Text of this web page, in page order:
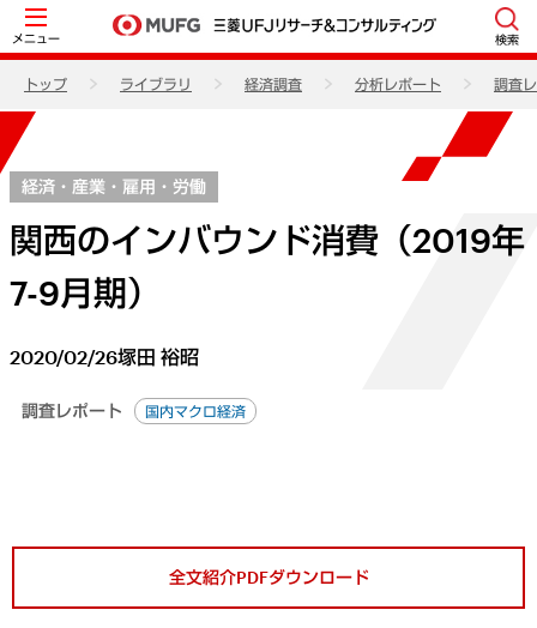
メニュー 検索
トップ ライブラリ 経済調査 分析レポート 調査
経済・産業・雇用・労働
関西のインバウンド消費（2019年
7-9月期）
2020/02/26塚田 裕昭
調査レポート 国内マクロ経済
全文紹介PDFダウンロード